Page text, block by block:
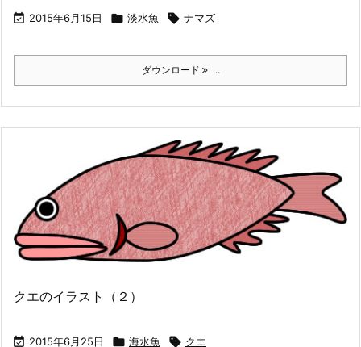
 2015年6月15日  淡水魚  ナマズ
ダウンロード ...
クエのイラスト（２）
 2015年6月25日  海水魚  クエ